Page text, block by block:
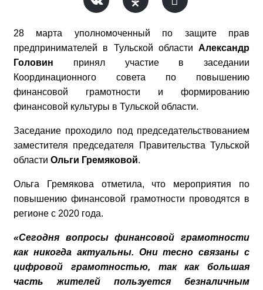
28 марта уполномоченный по защите прав
предпринимателей в Тульской области Александр
Головин принял участие в заседании
Координационного совета по повышению
финансовой грамотности и формированию
финансовой культуры в Тульской области.
Заседание проходило под председательствованием
заместителя председателя Правительства Тульской
области Ольги Гремяковой.
Ольга Гремякова отметила, что мероприятия по
повышению финансовой грамотности проводятся в
регионе с 2020 года.
«Сегодня вопросы финансовой грамотности
как никогда актуальны. Они тесно связаны с
цифровой грамотностью, так как большая
часть жителей пользуется безналичным